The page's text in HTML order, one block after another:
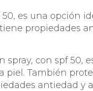
CUIDADO
OJOS Y
es una opción
tiene propiedades
spray, con spf 50,
piel. También
antiedad y